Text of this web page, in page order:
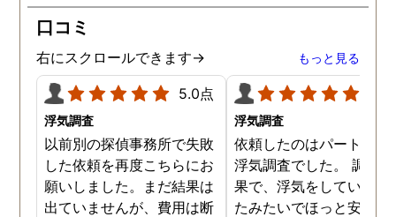
口コミ
右にスクロールできます→ もっと見る
5.0点
浮気調査
以前別の探偵事務所で失敗
した依頼を再度こちらにお
願いしました。まだ結果は
出ていませんが、費用は断
浮気調査
依頼したのはパートナー
浮気調査でした。 調査
果で、浮気をしていなか
たみたいでほっと安心し